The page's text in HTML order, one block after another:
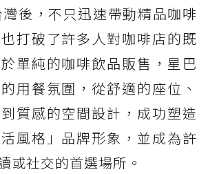
後，不只迅速帶動精品咖啡
打破了許多人對咖啡店的既
單純的咖啡飲品販售，星巴
用餐氛圍，從舒適的座位、
質感的空間設計，成功塑造
風格」品牌形象，並成為許
或社交的首選場所。